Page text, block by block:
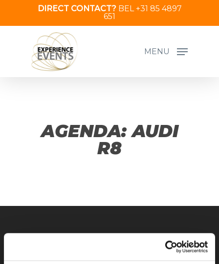
content
DIRECT CONTACT?BEL +31 85 4897
651
MENU
AGENDA: AUDI
R8